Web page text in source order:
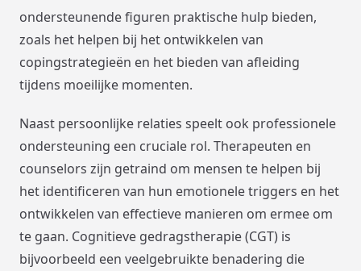
ondersteunende figuren praktische hulp bieden,
zoals het helpen bij het ontwikkelen van
copingstrategieën en het bieden van afleiding
tijdens moeilijke momenten.
Naast persoonlijke relaties speelt ook professionele
ondersteuning een cruciale rol. Therapeuten en
counselors zijn getraind om mensen te helpen bij
het identificeren van hun emotionele triggers en het
ontwikkelen van effectieve manieren om ermee om
te gaan. Cognitieve gedragstherapie (CGT) is
bijvoorbeeld een veelgebruikte benadering die